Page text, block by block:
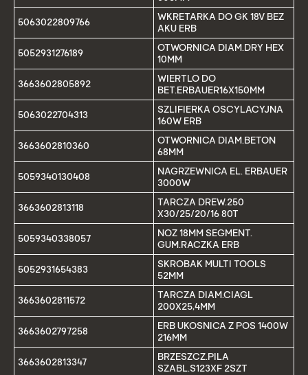
5063022809766
WKRETARKA DO GK 18V BEZ
AKU ERB
5052931276189
OTWORNICA DIAM.DRY HEX
10MM
3663602805892
WIERTLO DO
BET.ERBAUER16X150MM
5063022704313
SZLIFIERKA OSCYLACYJNA
160W ERB
3663602810360
OTWORNICA DIAM.BETON
68MM
5059340130408
NAGRZEWNICA EL. ERBAUER
3000W
3663602813118
TARCZA DREW.250
X30/25/20/16 80T
5059340338057
NOZ 18MM SEGMENT.
GUM.RACZKA ERB
5052931654383
SKROBAK MULTI TOOLS
52MM
3663602811572
TARCZA DIAM.CIAGL
200X25,4MM
3663602797258
ERB UKOSNICA Z POS 1400W
216MM
3663602813347
BRZESZCZ.PILA
SZABL.S123XF 2SZT